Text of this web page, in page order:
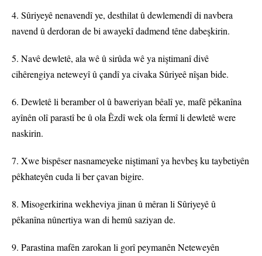
4. Sûriyeyê nenavendî ye, desthilat û dewlemendî di navbera
navend û derdoran de bi awayekî dadmend têne dabeşkirin.
5. Navê dewletê, ala wê û sirûda wê ya niştimanî divê
cihêrengiya neteweyî û çandî ya civaka Sûriyeê nîşan bide.
6. Dewletê li beramber ol û baweriyan bêalî ye, mafê pêkanîna
ayînên olî parastî be û ola Êzdî wek ola fermî li dewletê were
naskirin.
7. Xwe bispêser nasnameyeke niştimanî ya hevbeş ku taybetiyên
pêkhateyên cuda li ber çavan bigire.
8. Misogerkirina wekheviya jinan û mêran li Sûriyeyê û
pêkanîna nûnertiya wan di hemû saziyan de.
9. Parastina mafên zarokan li gorî peymanên Neteweyên